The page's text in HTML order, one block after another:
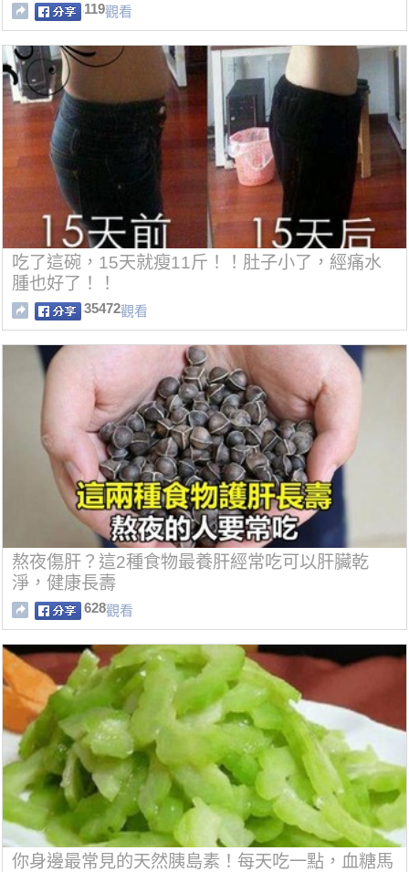
119觀看
吃了這碗，15天就瘦11斤！！肚子小了，經痛水
腫也好了！！
35472觀看
熬夜傷肝？這2種食物最養肝經常吃可以肝臟乾
淨，健康長壽
628觀看
你身邊最常見的天然胰島素！每天吃一點，血糖馬